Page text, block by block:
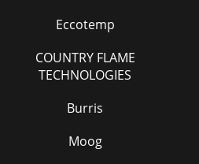
Eccotemp
COUNTRY FLAME
TECHNOLOGIES
Burris
Moog